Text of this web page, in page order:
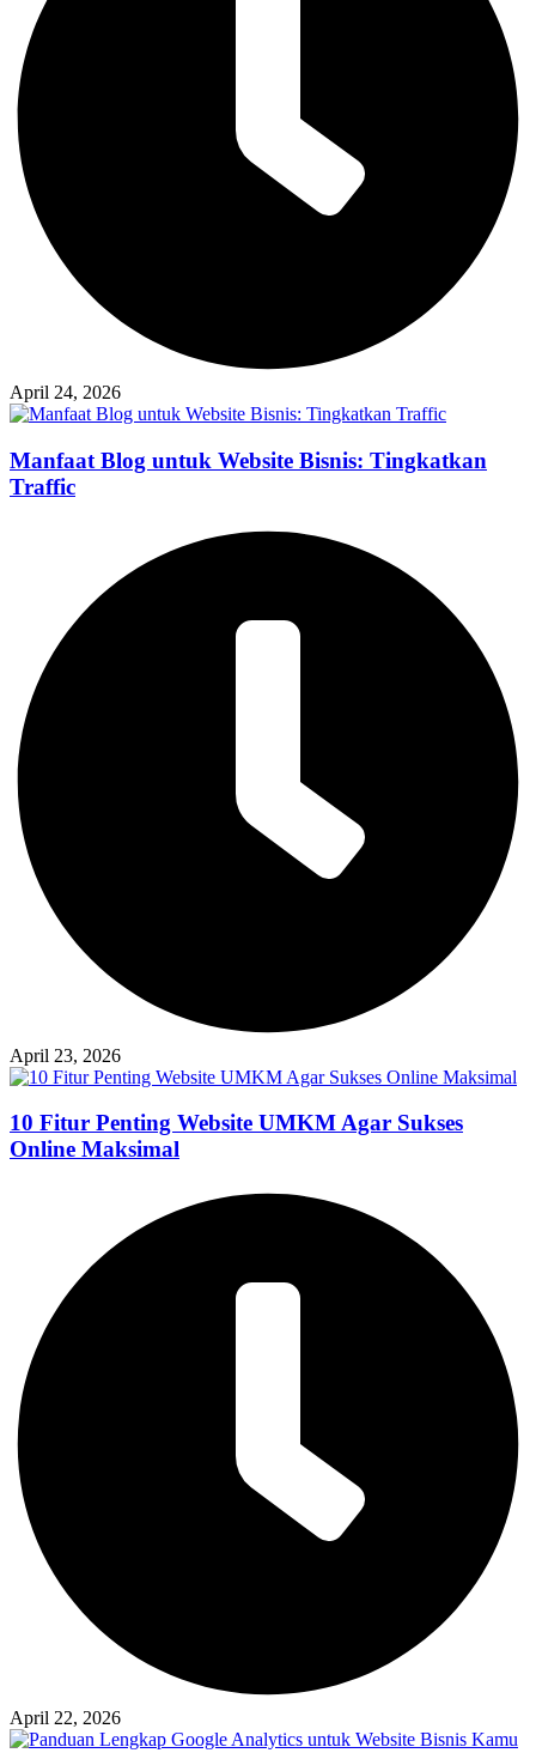
April 24, 2026
Manfaat Blog untuk Website Bisnis: Tingkatkan
Traffic
April 23, 2026
10 Fitur Penting Website UMKM Agar Sukses
Online Maksimal
April 22, 2026